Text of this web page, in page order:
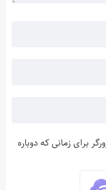
برای زمانی که دوباره